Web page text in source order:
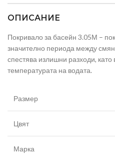
ОПИСАНИЕ
Покривало за басейн 3.05М –
значително периода между
спестява излишни разходи,
температурата на водата.
Размер
Цвят
Марка